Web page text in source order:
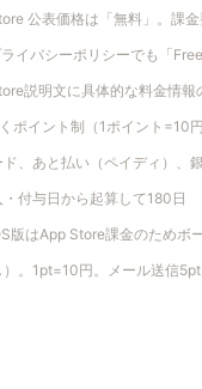
公表価格は「無料」。課
イバシーポリシーでも「
説明文に具体的な料金情報
ポイント制（1ポイント=10
、あと払い（ペイディ）、
付与日から起算して180日
版はApp Store課金のためボ
。1pt=10円。メール送信